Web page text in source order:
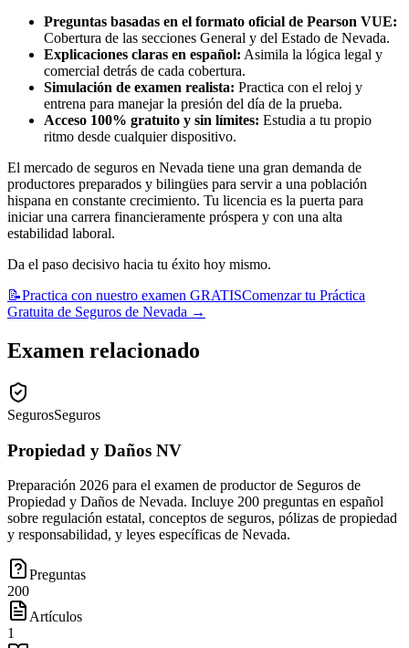
Preguntas basadas en el formato oficial de Pearson VUE:
Cobertura de las secciones General y del Estado de Nevada.
Explicaciones claras en español: Asimila la lógica legal y
comercial detrás de cada cobertura.
Simulación de examen realista: Practica con el reloj y
entrena para manejar la presión del día de la prueba.
Acceso 100% gratuito y sin límites: Estudia a tu propio
ritmo desde cualquier dispositivo.
El mercado de seguros en Nevada tiene una gran demanda de
productores preparados y bilingües para servir a una población
hispana en constante crecimiento. Tu licencia es la puerta para
iniciar una carrera financieramente próspera y con una alta
estabilidad laboral.
Da el paso decisivo hacia tu éxito hoy mismo.
📝Practica con nuestro examen GRATISComenzar tu Práctica
Gratuita de Seguros de Nevada →
Examen relacionado
SegurosSeguros
Propiedad y Daños NV
Preparación 2026 para el examen de productor de Seguros de
Propiedad y Daños de Nevada. Incluye 200 preguntas en español
sobre regulación estatal, conceptos de seguros, pólizas de propiedad
y responsabilidad, y leyes específicas de Nevada.
Preguntas
200
Artículos
1